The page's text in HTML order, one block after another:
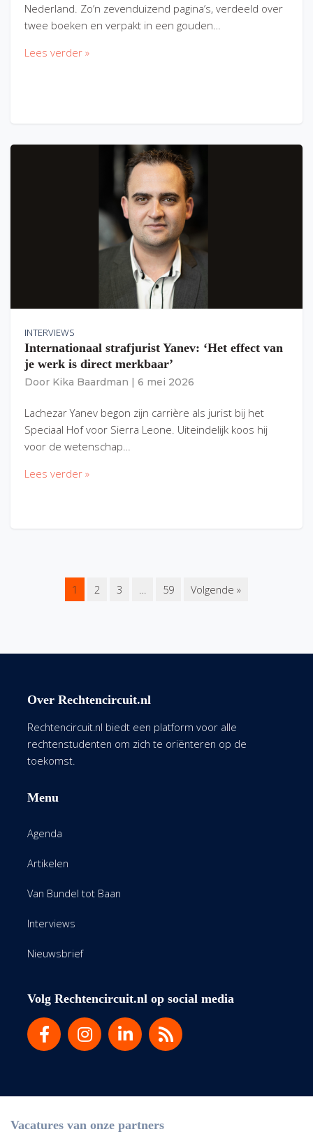
Nederland. Zo’n zevenduizend pagina’s, verdeeld over
twee boeken en verpakt in een gouden…
Lees verder »
INTERVIEWS
Internationaal strafjurist Yanev: ‘Het effect van
je werk is direct merkbaar’
Door Kika Baardman 6 mei 2026
Lachezar Yanev begon zijn carrière als jurist bij het
Speciaal Hof voor Sierra Leone. Uiteindelijk koos hij
voor de wetenschap…
Lees verder »
1 2 3 … 59 Volgende »
Over Rechtencircuit.nl
Rechtencircuit.nl biedt een platform voor alle
rechtenstudenten om zich te oriënteren op de
toekomst.
Menu
Agenda
Artikelen
Van Bundel tot Baan
Interviews
Nieuwsbrief
Volg Rechtencircuit.nl op social media
Vacatures van onze partners